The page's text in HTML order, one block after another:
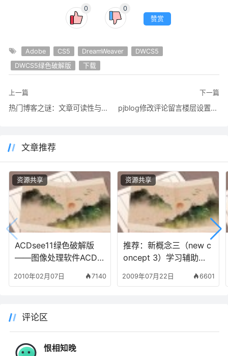
0
0
赞赏
Adobe CS5 DreamWeaver
DWCS5
DWCS5绿色破解版
下载
上一篇
热门博客之谜：文章可读性与博客互动性
下一篇
pjblog修改评论留言楼层设置与评论审核状态关闭时评论审核状态通过
文章推荐
ACDsee11绿色破解版
——图像处理软件ACDS
破解版下载
2010年02月07日 7140
资源共享
推荐：新概念三（new c
oncept 3）学习辅助工
P3等文件）
2009年07月22日 6601
资源共享
评论区
恨相知晚